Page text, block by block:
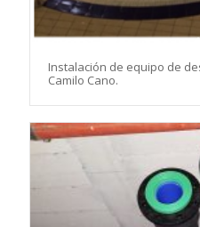
Instalación de equipo de
Camilo Cano.